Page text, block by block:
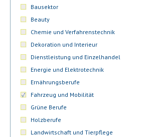
Bausektor
Beauty
Chemie und Verfahrenstechnik
Dekoration und Interieur
Dienstleistung und Einzelhandel
Energie und Elektrotechnik
Ernährungsberufe
Fahrzeug und Mobilität
Grüne Berufe
Holzberufe
Landwirtschaft und Tierpflege